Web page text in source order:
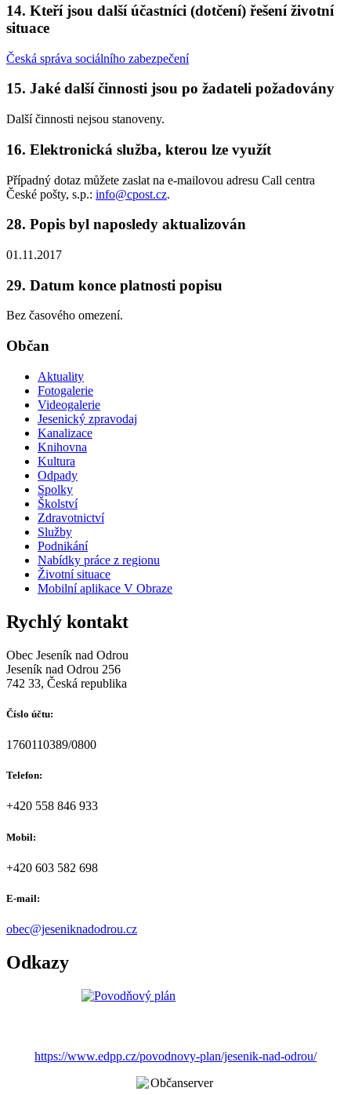
14. Kteří jsou další účastníci (dotčení) řešení životní
situace
Česká správa sociálního zabezpečení
15. Jaké další činnosti jsou po žadateli požadovány
Další činnosti nejsou stanoveny.
16. Elektronická služba, kterou lze využít
Případný dotaz můžete zaslat na e-mailovou adresu Call centra
České pošty, s.p.: info@cpost.cz.
28. Popis byl naposledy aktualizován
01.11.2017
29. Datum konce platnosti popisu
Bez časového omezení.
Občan
Aktuality
Fotogalerie
Videogalerie
Jesenický zpravodaj
Kanalizace
Knihovna
Kultura
Odpady
Spolky
Školství
Zdravotnictví
Služby
Podnikání
Nabídky práce z regionu
Životní situace
Mobilní aplikace V Obraze
Rychlý kontakt
Obec Jeseník nad Odrou
Jeseník nad Odrou 256
742 33, Česká republika
Číslo účtu:
1760110389/0800
Telefon:
+420 558 846 933
Mobil:
+420 603 582 698
E-mail:
obec@jeseniknadodrou.cz
Odkazy
https://www.edpp.cz/povodnovy-plan/jesenik-nad-odrou/